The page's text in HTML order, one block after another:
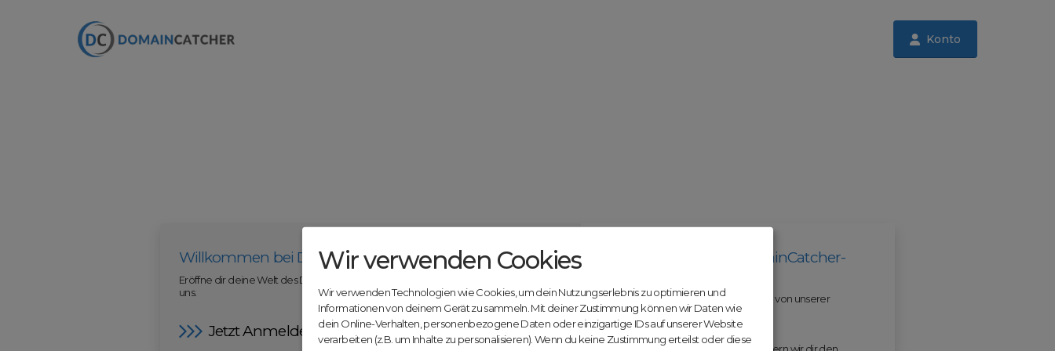
Konto
Willkommen bei DomainCatcher.com
Eröffne dir deine Welt des Domainhandels mit deiner kostenlosen Anmeldung bei
uns.
Jetzt Anmelden
Werde jetzt Teil der DomainCatcher-
Nutze unsere Erfahrung und profitiere von unserer
innovativen Plattform:
Mit Domex und ODM erleichtern wir dir den
Wir verwenden Cookies
Wir verwenden Technologien wie Cookies, um dein Nutzungserlebnis zu optimieren und
Informationen von deinem Gerät zu sammeln. Mit deiner Zustimmung können wir Daten wie
dein Online-Verhalten, personenbezogene Daten oder einzigartige IDs auf unserer Website
verarbeiten (z.B. um Inhalte zu personalisieren). Wenn du keine Zustimmung erteilst oder diese